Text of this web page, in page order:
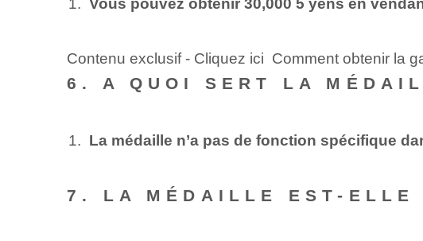
Vous pouvez obtenir 30,000 5 yens en
Contenu exclusif - Cliquez ici Comment obtenir la
6. A QUOI SERT LA
La médaille n’a pas de fonction spécifique
7. LA MÉDAILLE EST-ELLE